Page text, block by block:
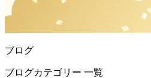
ブログ
ブログカテゴリー 一覧